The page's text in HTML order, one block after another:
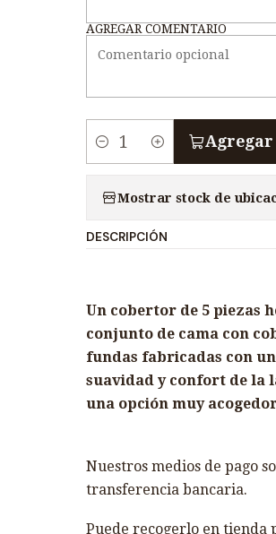
AGREGAR COMENTARIO
i
d
Mostrar stock de
DESCRIPCIÓN
Un cobertor de 5 piezas
conjunto de cama con
fundas fabricadas con
suavidad y confort de la
una opción muy
Nuestros medios de pago
transferencia bancaria.
Puede recogerlo en tienda